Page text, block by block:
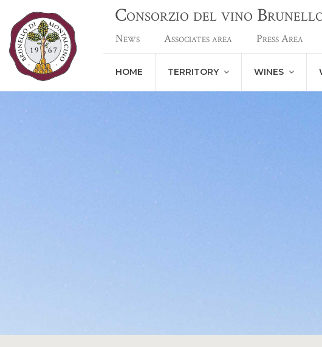
Consorzio del vino
News Associates area Press Area
HOME TERRITORY WINES